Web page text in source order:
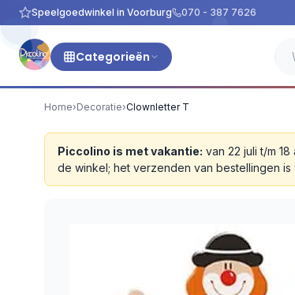
Speelgoedwinkel in Voorburg 070 - 387 7626
Categorieën
Home›Decoratie›Clownletter T
Piccolino is met vakantie: van 22 juli t/m
de winkel; het verzenden van bestellingen